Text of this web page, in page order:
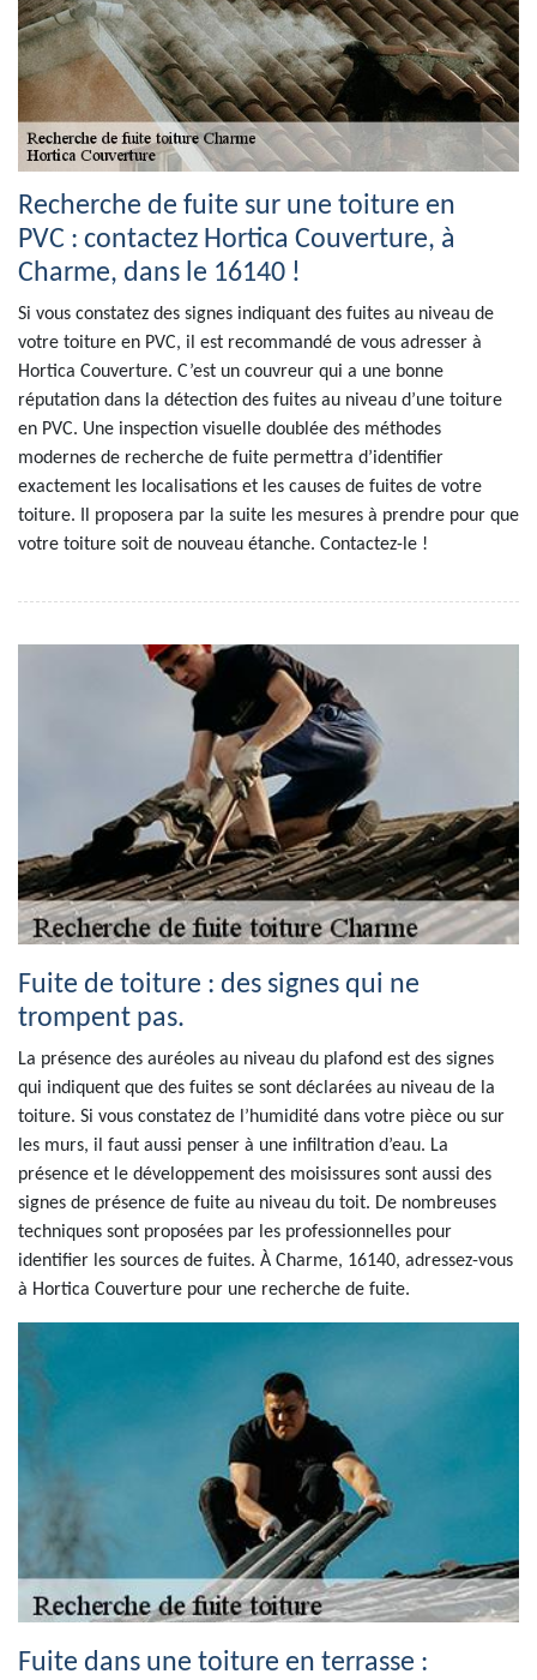
Recherche de fuite sur une toiture en
PVC : contactez Hortica Couverture, à
Charme, dans le 16140 !
Si vous constatez des signes indiquant des fuites au niveau de
votre toiture en PVC, il est recommandé de vous adresser à
Hortica Couverture. C’est un couvreur qui a une bonne
réputation dans la détection des fuites au niveau d’une toiture
en PVC. Une inspection visuelle doublée des méthodes
modernes de recherche de fuite permettra d’identifier
exactement les localisations et les causes de fuites de votre
toiture. Il proposera par la suite les mesures à prendre pour que
votre toiture soit de nouveau étanche. Contactez-le !
Fuite de toiture : des signes qui ne
trompent pas.
La présence des auréoles au niveau du plafond est des signes
qui indiquent que des fuites se sont déclarées au niveau de la
toiture. Si vous constatez de l’humidité dans votre pièce ou sur
les murs, il faut aussi penser à une infiltration d’eau. La
présence et le développement des moisissures sont aussi des
signes de présence de fuite au niveau du toit. De nombreuses
techniques sont proposées par les professionnelles pour
identifier les sources de fuites. À Charme, 16140, adressez-vous
à Hortica Couverture pour une recherche de fuite.
Fuite dans une toiture en terrasse :